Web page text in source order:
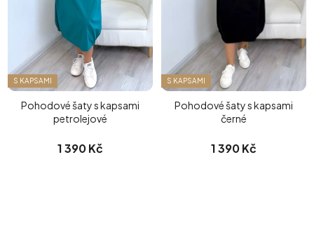
S KAPSAMI
Pohodové šaty s kapsami
petrolejové
1 390 Kč
S KAPSAMI
Pohodové šaty s kapsami
černé
1 390 Kč